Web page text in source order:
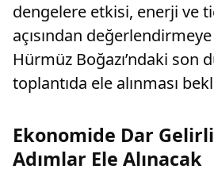
dengelere etkisi, enerji ve
açısından değerlendirmeye
Hürmüz Boğazı’ndaki son
toplantıda ele alınması
Ekonomide Dar
Adımlar Ele Alınacak